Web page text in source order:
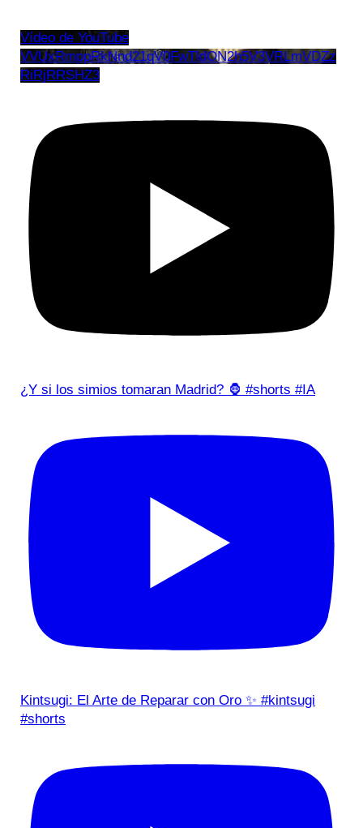
Vídeo de YouTube
VVUxRmppRkNnd21qV0FwTldON2h5V3VRLmVDZz
RiRjRRSHZ3
¿Y si los simios tomaran Madrid? 🦍 #shorts #IA
Kintsugi: El Arte de Reparar con Oro ✨ #kintsugi
#shorts